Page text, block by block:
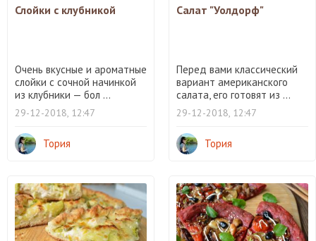
Слойки с клубникой
Очень вкусные и ароматные
слойки с сочной начинкой
из клубники — бол ...
29-12-2018, 12:47
Тория
Салат "Уолдорф"
Перед вами классический
вариант американского
салата, его готовят из ...
29-12-2018, 12:47
Тория